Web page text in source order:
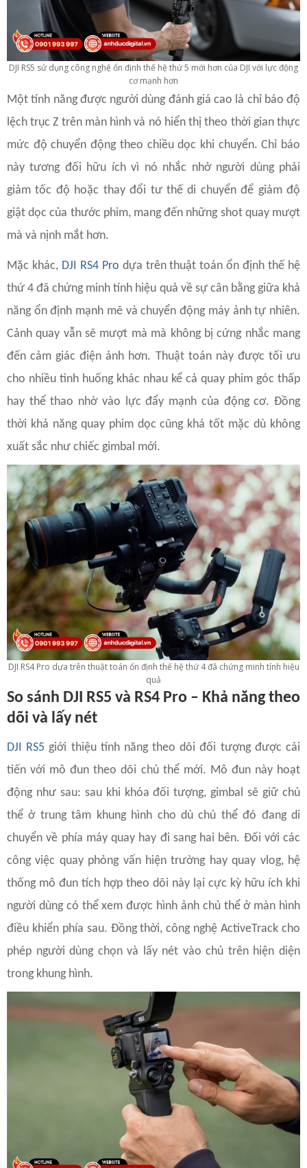
DJI RS5 sử dụng công nghệ ổn định thế hệ thứ 5 mới hơn của DJI với lực động
cơ mạnh hơn
Một tính năng được người dùng đánh giá cao là chỉ báo độ
lệch trục Z trên màn hình và nó hiển thị theo thời gian thực
mức độ chuyển động theo chiều dọc khi chuyển. Chỉ báo
này tương đối hữu ích vì nó nhắc nhở người dùng phải
giảm tốc độ hoặc thay đổi tư thế di chuyển để giảm độ
giật dọc của thước phim, mang đến những shot quay mượt
mà và nịnh mắt hơn.
Mặc khác, DJI RS4 Pro dựa trên thuật toán ổn định thế hệ
thứ 4 đã chứng minh tính hiệu quả về sự cân bằng giữa khả
năng ổn định mạnh mẽ và chuyển động máy ảnh tự nhiên.
Cảnh quay vẫn sẽ mượt mà mà không bị cứng nhắc mang
đến cảm giác điện ảnh hơn. Thuật toán này được tối ưu
cho nhiều tình huống khác nhau kể cả quay phim góc thấp
hay thể thao nhờ vào lực đẩy mạnh của động cơ. Đồng
thời khả năng quay phim dọc cũng khá tốt mặc dù không
xuất sắc như chiếc gimbal mới.
DJI RS4 Pro dựa trên thuật toán ổn định thế hệ thứ 4 đã chứng minh tính hiệu
quả
So sánh DJI RS5 và RS4 Pro – Khả năng theo
dõi và lấy nét
DJI RS5 giới thiệu tính năng theo dõi đối tượng được cải
tiến với mô đun theo dõi chủ thể mới. Mô đun này hoạt
động như sau: sau khi khóa đối tượng, gimbal sẽ giữ chủ
thể ở trung tâm khung hình cho dù chủ thể đó đang di
chuyển về phía máy quay hay đi sang hai bên. Đối với các
công việc quay phỏng vấn hiện trường hay quay vlog, hệ
thống mô đun tích hợp theo dõi này lại cực kỳ hữu ích khi
người dùng có thể xem được hình ảnh chủ thể ở màn hình
điều khiển phía sau. Đồng thời, công nghệ ActiveTrack cho
phép người dùng chọn và lấy nét vào chủ trên hiện diện
trong khung hình.